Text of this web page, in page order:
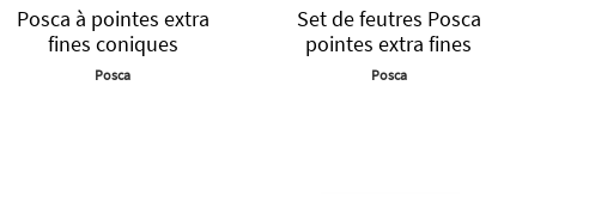
Posca à pointes extra
fines coniques
Posca
Set de feutres Posca
pointes extra fines
Posca